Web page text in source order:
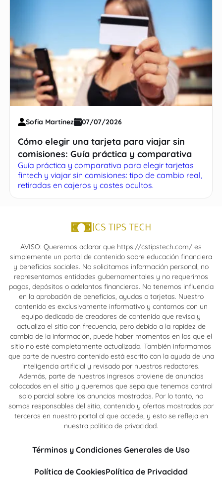
Sofia Martinez 07/07/2026
Cómo elegir una tarjeta para viajar sin
comisiones: Guía práctica y comparativa
Guía práctica y comparativa para elegir tarjetas
fintech y viajar sin comisiones: tipo de cambio real,
retiradas en cajeros y costes ocultos.
AVISO: Queremos aclarar que https://cstipstech.com/ es
simplemente un portal de contenido sobre educación financiera
y beneficios sociales. No solicitamos información personal, no
representamos entidades gubernamentales y no requerimos
pagos, depósitos o adelantos financieros. No tenemos influencia
en la aprobación de beneficios, ayudas o tarjetas. Nuestro
contenido es exclusivamente informativo y contamos con un
equipo dedicado de creadores de contenido que revisa y
actualiza el sitio con frecuencia, pero debido a la rapidez de
cambio de la información, puede haber momentos en los que el
sitio no esté completamente actualizado. También informamos
que parte de nuestro contenido está escrito con la ayuda de una
inteligencia artificial y revisado por nuestros redactores.
Además, parte de nuestros ingresos proviene de anuncios
colocados en el sitio y queremos que sepa que tenemos control
solo parcial sobre los anuncios mostrados. Por lo tanto, no
somos responsables del sitio, contenido y ofertas mostradas por
terceros en nuestro portal al que accede, y esto se refleja en
nuestra política de privacidad.
Términos y Condiciones Generales de Uso
Política de CookiesPolítica de Privacidad